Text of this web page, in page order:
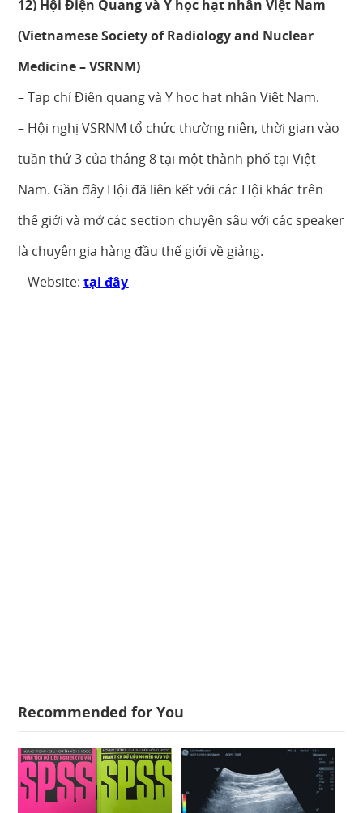
12) Hội Điện Quang và Y học hạt nhân Việt Nam
(Vietnamese Society of Radiology and Nuclear
Medicine – VSRNM)
– Tạp chí Điện quang và Y học hạt nhân Việt Nam.
– Hội nghị VSRNM tổ chức thường niên, thời gian vào
tuần thứ 3 của tháng 8 tại một thành phố tại Việt
Nam. Gần đây Hội đã liên kết với các Hội khác trên
thế giới và mở các section chuyên sâu với các speaker
là chuyên gia hàng đầu thế giới về giảng.
– Website:tại đây
Recommended for You